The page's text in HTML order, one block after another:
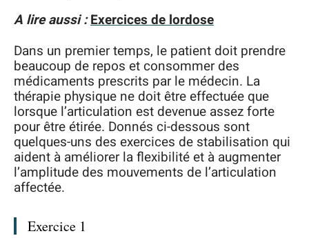
A lire aussi :Exercices de lordose
Dans un premier temps, le patient doit prendre
beaucoup de repos et consommer des
médicaments prescrits par le médecin. La
thérapie physique ne doit être effectuée que
lorsque l’articulation est devenue assez forte
pour être étirée. Donnés ci-dessous sont
quelques-uns des exercices de stabilisation qui
aident à améliorer la flexibilité et à augmenter
l’amplitude des mouvements de l’articulation
affectée.
Exercice 1